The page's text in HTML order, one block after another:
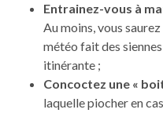
Entrainez-vous à
Au moins, vous
météo fait des
itinérante ;
Concoctez une «
laquelle piocher en